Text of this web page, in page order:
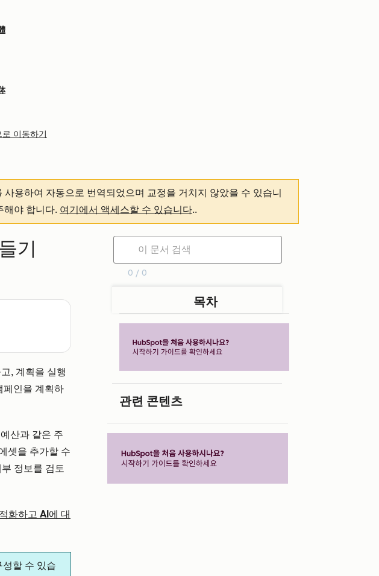
이동하기
사용하여 자동으로 번역되었으며 교정을 거치지 않았을 수 있습니
해야 합니다. 여기에서 액세스할 수 있습니다..
기
, 계획을 실행
페인을 계획하
산과 같은 주
셋을 추가할 수
정보를 검토
화하고 AI에 대
할 수 있습
0 / 0
목차
관련 콘텐츠